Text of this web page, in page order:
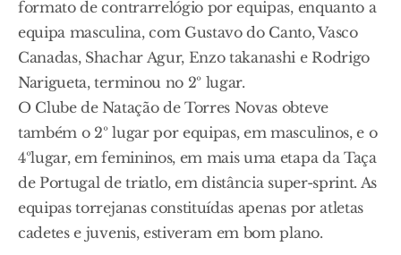
formato de contrarrelógio por equipas, enquanto a
equipa masculina, com Gustavo do Canto, Vasco
Canadas, Shachar Agur, Enzo takanashi e Rodrigo
Narigueta, terminou no 2º lugar.
O Clube de Natação de Torres Novas obteve
também o 2º lugar por equipas, em masculinos, e o
4ºlugar, em femininos, em mais uma etapa da Taça
de Portugal de triatlo, em distância super-sprint. As
equipas torrejanas constituídas apenas por atletas
cadetes e juvenis, estiveram em bom plano.